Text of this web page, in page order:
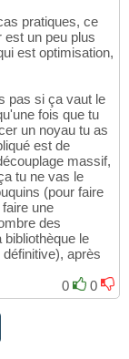
pratiques, ce
un peu plus
est optimisation,
pas si ça vaut le
fois que tu
un noyau tu as
est de
massif,
tu ne vas le
(pour faire
une
des
le
après
0
0